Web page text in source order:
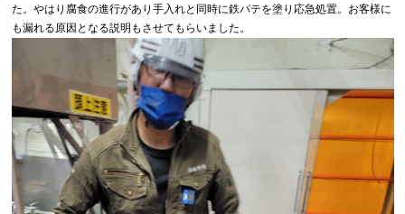
た。やはり腐食の進行があり手入れと同時に鉄パテを塗り応急処置。お客様に
も漏れる原因となる説明もさせてもらいました。